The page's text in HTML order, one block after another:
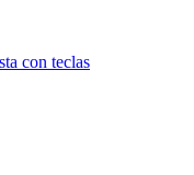
con teclas